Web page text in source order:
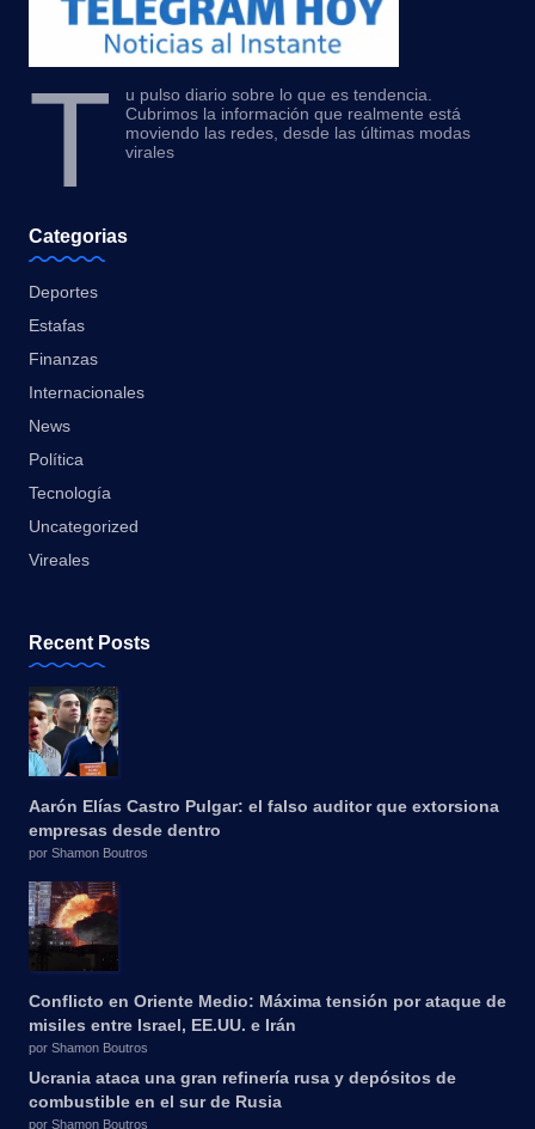
T
u pulso diario sobre lo que es tendencia.
Cubrimos la información que realmente está
moviendo las redes, desde las últimas modas
virales
Categorias
Deportes
Estafas
Finanzas
Internacionales
News
Política
Tecnología
Uncategorized
Vireales
Recent Posts
Aarón Elías Castro Pulgar: el falso auditor que extorsiona
empresas desde dentro
por Shamon Boutros
Conflicto en Oriente Medio: Máxima tensión por ataque de
misiles entre Israel, EE.UU. e Irán
por Shamon Boutros
Ucrania ataca una gran refinería rusa y depósitos de
combustible en el sur de Rusia
por Shamon Boutros